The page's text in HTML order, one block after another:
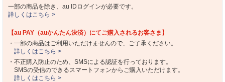
一部の商品を除き、au IDログインが必要です。
詳しくはこちら >
【au PAY（auかんたん決済）にてご購入されるお客さま】
・一部の商品はご利用いただけませんので、ご了承ください。
詳しくはこちら >
・不正購入防止のため、SMSによる認証を行っております。
SMSの受信のできるスマートフォンからご購入いただけます。
詳しくはこちら >